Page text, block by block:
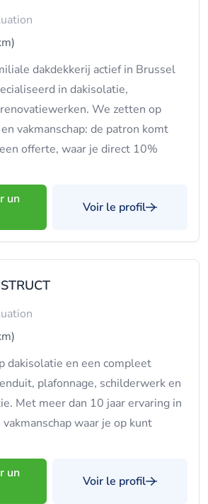
dakdekkerij actief in Brussel
in dakisolatie,
We zetten op
vakmanschap: de patron komt
offerte, waar je direct 10%
un
Voir le profil
dakisolatie en een compleet
plafonnage, schilderwerk en
Met meer dan 10 jaar ervaring in
waar je op kunt
un
Voir le profil